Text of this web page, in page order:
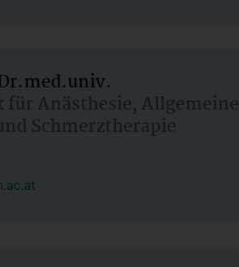
Anästhesie, Allgemeine
Schmerztherapie